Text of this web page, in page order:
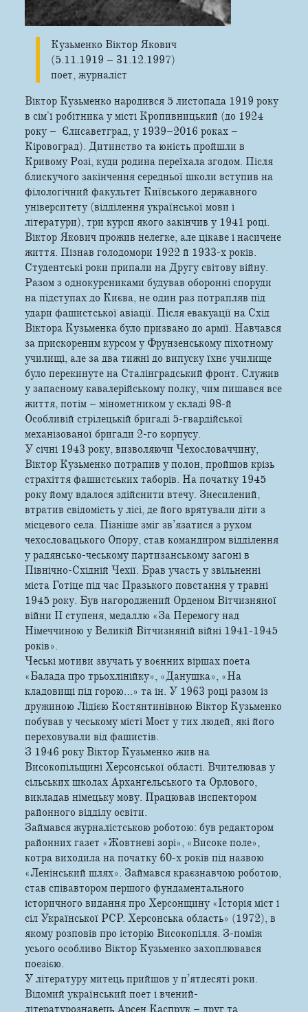
Кузьменко Віктор Якович
(5.11.1919 – 31.12.1997)
поет, журналіст
Віктор Кузьменко народився 5 листопада 1919 року
в сім'ї робітника у місті Кропивницький (до 1924
року – Єлисаветград, у 1939–2016 роках –
Кіровоград). Дитинство та юність пройшли в
Кривому Розі, куди родина переїхала згодом. Після
блискучого закінчення середньої школи вступив на
філологічний факультет Київського державного
університету (відділення української мови і
літератури), три курси якого закінчив у 1941 році.
Віктор Якович прожив нелегке, але цікаве і насичене
життя. Пізнав голодомори 1922 й 1933-х років.
Студентські роки припали на Другу світову війну.
Разом з однокурсниками будував оборонні споруди
на підступах до Києва, не один раз потрапляв під
удари фашистської авіації. Після евакуації на Схід
Віктора Кузьменка було призвано до армії. Навчався
за прискореним курсом у Фрунзенському піхотному
училищі, але за два тижні до випуску їхнє училище
було перекинуте на Сталінградський фронт. Служив
у запасному кавалерійському полку, чим пишався все
життя, потім – мінометником у складі 98-й
Особливій стрілецькій бригаді 5-гвардійської
механізованої бригади 2-го корпусу.
У січні 1943 року, визволяючи Чехословаччину,
Віктор Кузьменко потрапив у полон, пройшов крізь
страхіття фашистських таборів. На початку 1945
року йому вдалося здійснити втечу. Знесилений,
втратив свідомість у лісі, де його врятували діти з
місцевого села. Пізніше зміг зв’язатися з рухом
чехословацького Опору, став командиром відділення
у радянсько-чеському партизанському загоні в
Північно-Східній Чехії. Брав участь у звільненні
міста Готіце під час Празького повстання у травні
1945 року. Був нагороджений Орденом Вітчизняної
війни ІІ ступеня, медаллю «За Перемогу над
Німеччиною у Великій Вітчизняній війні 1941-1945
років».
Чеські мотиви звучать у воєнних віршах поета
«Балада про трьохлінійку», «Данушка», «На
кладовищі під горою…» та ін. У 1963 році разом із
дружиною Лідією Костянтинівною Віктор Кузьменко
побував у чеському місті Мост у тих людей, які його
переховували від фашистів.
З 1946 року Віктор Кузьменко жив на
Високопільщині Херсонської області. Вчителював у
сільських школах Архангельського та Орлового,
викладав німецьку мову. Працював інспектором
районного відділу освіти.
Займався журналістською роботою: був редактором
районних газет «Жовтневі зорі», «Високе поле»,
котра виходила на початку 60-х років під назвою
«Ленінський шлях». Займався краєзнавчою роботою,
став співавтором першого фундаментального
історичного видання про Херсонщину «Історія міст і
сіл Української РСР. Херсонська область» (1972), в
якому розповів про історію Високопілля. З-поміж
усього особливо Віктор Кузьменко захоплювався
поезією.
У літературу митець прийшов у п’ятдесяті роки.
Відомий український поет і вчений-
літературознавець Арсен Каспрук – друг та